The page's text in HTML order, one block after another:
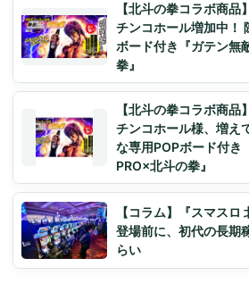
【北斗の拳コラボ商
チンコホール増加中！
ボード付き『ガテン無
拳』
【北斗の拳コラボ商
チンコホール様、増え
な専用POPボード付き
PRO×北斗の拳』
【コラム】『スマスロ
登場前に、初代の長期
らい